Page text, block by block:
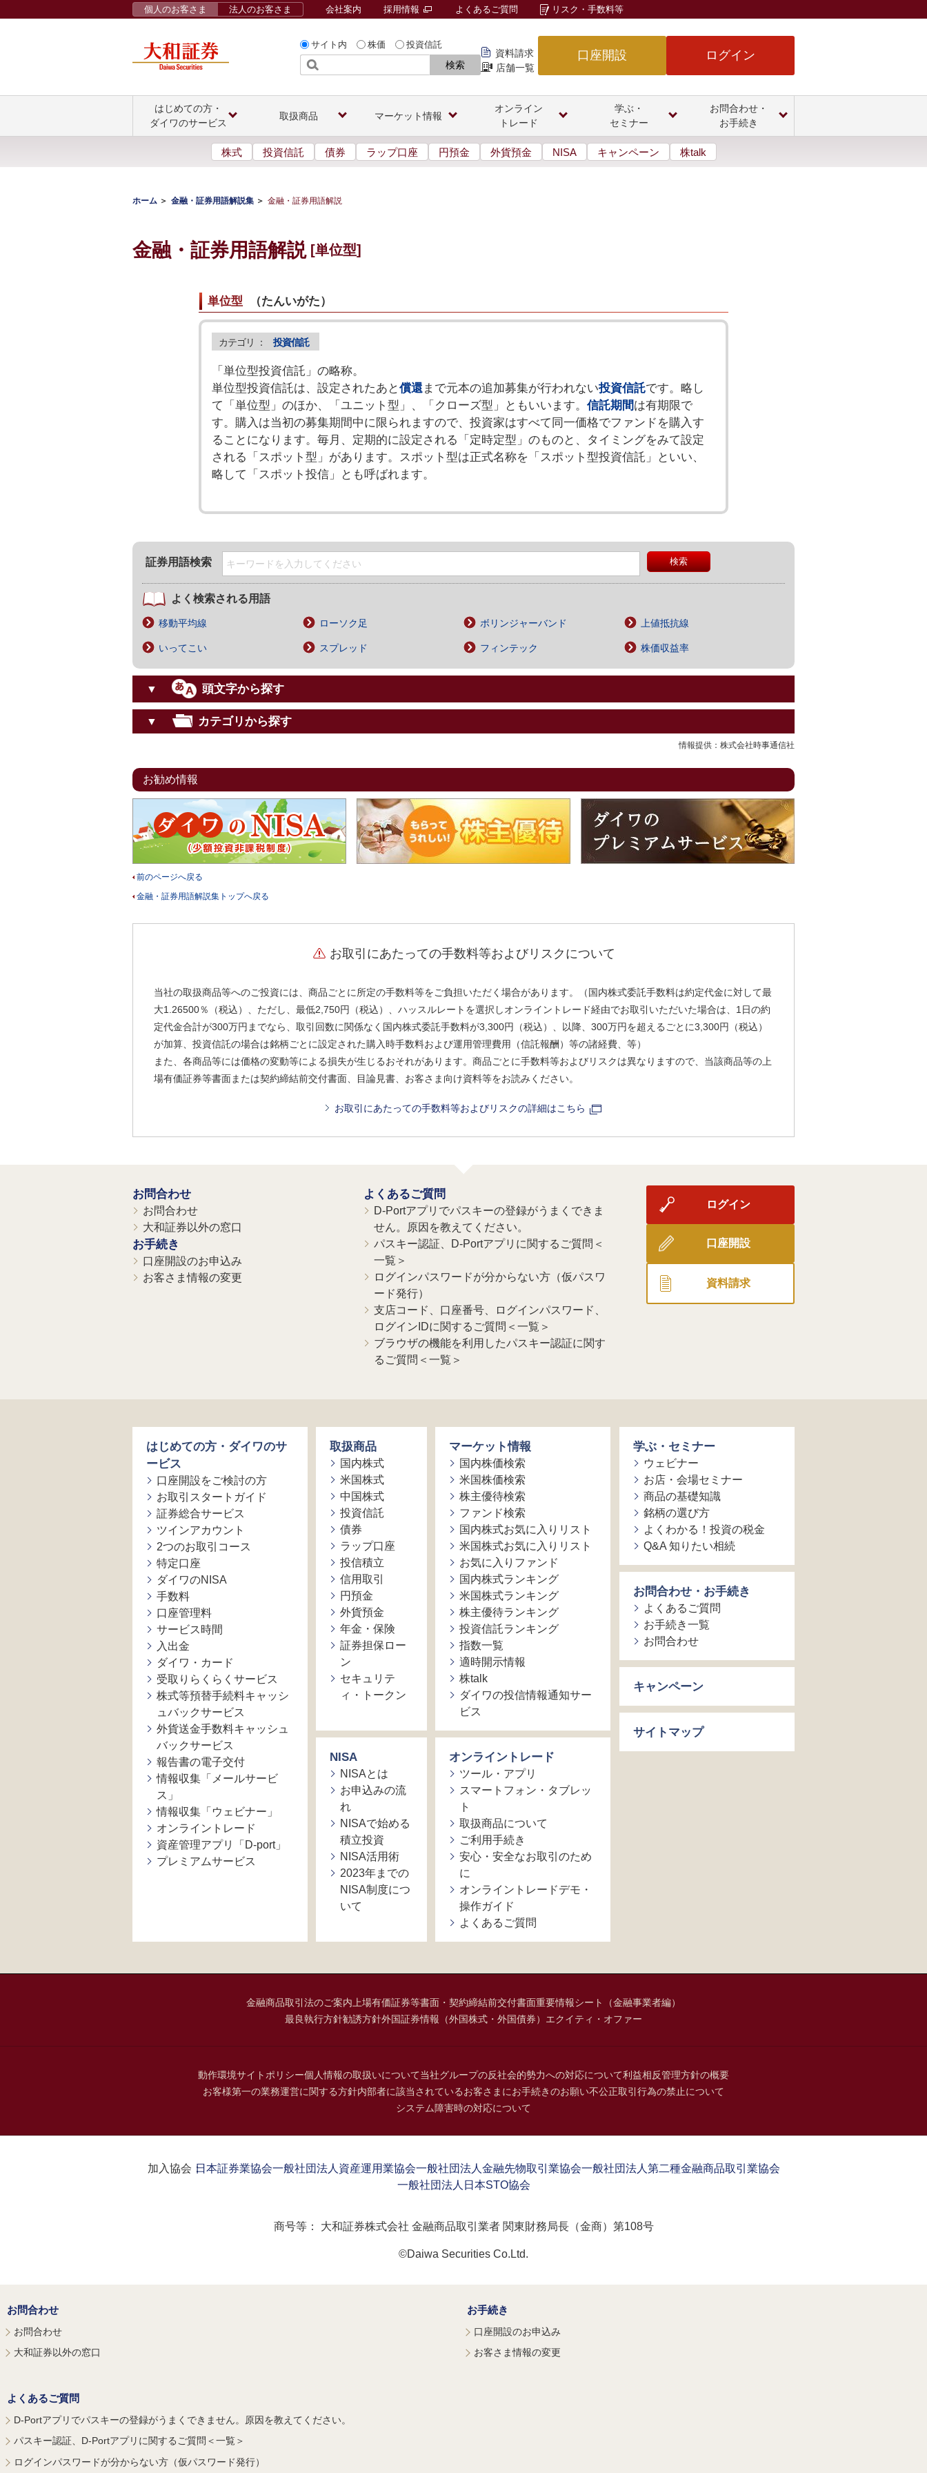
サイト内 株価 投資信託
検索
資料請求
店舗一覧
口座開設 ログイン
個人のお客さま 法人のお客さま 会社案内 採用情報 よくあるご質問 リスク・手数料等
はじめての方・
ダイワのサービス
取扱商品 マーケット情報
オンライン
トレード
学ぶ・
セミナー
お問合わせ・
お手続き
株式 投資信託 債券 ラップ口座 円預金 外貨預金 NISA キャンペーン 株talk
ホーム 金融・証券用語解説集 金融・証券用語解説
金融・証券用語解説 [単位型]
単位型 （たんいがた）
カテゴリ ： 投資信託
「単位型投資信託」の略称。
単位型投資信託は、設定されたあと償還 まで元本の追加募集が行われない投資信託です。略し
て「単位型」のほか、「ユニット型」、「クローズ型」ともいいます。 信託期間は有期限で
す。購入は当初の募集期間中に限られますので、投資家はすべて同一価格でファンドを購入す
ることになります。毎月、定期的に設定される「定時定型」のものと、タイミングをみて設定
される「スポット型」があります。スポット型は正式名称を「スポット型投資信託」といい、
略して「スポット投信」とも呼ばれます。
証券用語検索
よく検索される用語
移動平均線 ローソク足 ボリンジャーバンド 上値抵抗線
いってこい スプレッド フィンテック 株価収益率
▼ 頭文字から探す
▼ カテゴリから探す
情報提供：株式会社時事通信社
お勧め情報
前のページへ戻る
金融・証券用語解説集トップへ戻る
お取引にあたっての手数料等およびリスクについて
当社の取扱商品等へのご投資には、商品ごとに所定の手数料等をご負担いただく場合があります。（国内株式委託手数料は約定代金に対して最
大1.26500％（税込）、ただし、最低2,750円（税込）、ハッスルレートを選択しオンライントレード経由でお取引いただいた場合は、1日の約
定代金合計が300万円までなら、取引回数に関係なく国内株式委託手数料が3,300円（税込）、以降、300万円を超えるごとに3,300円（税込）
が加算、投資信託の場合は銘柄ごとに設定された購入時手数料および運用管理費用（信託報酬）等の諸経費、等）
また、各商品等には価格の変動等による損失が生じるおそれがあります。商品ごとに手数料等およびリスクは異なりますので、当該商品等の上
場有価証券等書面または契約締結前交付書面、目論見書、お客さま向け資料等をお読みください。
お取引にあたっての手数料等およびリスクの詳細はこちら
お問合わせ
お問合わせ
大和証券以外の窓口
お手続き
口座開設のお申込み
お客さま情報の変更
よくあるご質問
D-Portアプリでパスキーの登録がうまくできま
せん。原因を教えてください。
パスキー認証、D-Portアプリに関するご質問＜
一覧＞
ログインパスワードが分からない方（仮パスワ
ード発行）
支店コード、口座番号、ログインパスワード、
ログインIDに関するご質問＜一覧＞
ブラウザの機能を利用したパスキー認証に関す
るご質問＜一覧＞
ログイン
口座開設
資料請求
はじめての方・ダイワのサ
ービス
口座開設をご検討の方
お取引スタートガイド
証券総合サービス
ツインアカウント
2つのお取引コース
特定口座
ダイワのNISA
手数料
口座管理料
サービス時間
入出金
ダイワ・カード
受取りらくらくサービス
株式等預替手続料キャッシ
ュバックサービス
外貨送金手数料キャッシュ
バックサービス
報告書の電子交付
情報収集「メールサービ
ス」
情報収集「ウェビナー」
オンライントレード
資産管理アプリ「D-port」
プレミアムサービス
取扱商品
国内株式
米国株式
中国株式
投資信託
債券
ラップ口座
投信積立
信用取引
円預金
外貨預金
年金・保険
証券担保ロー
ン
セキュリテ
ィ・トークン
NISA
NISAとは
お申込みの流
れ
NISAで始める
積立投資
NISA活用術
2023年までの
NISA制度につ
いて
マーケット情報
国内株価検索
米国株価検索
株主優待検索
ファンド検索
国内株式お気に入りリスト
米国株式お気に入りリスト
お気に入りファンド
国内株式ランキング
米国株式ランキング
株主優待ランキング
投資信託ランキング
指数一覧
適時開示情報
株talk
ダイワの投信情報通知サー
ビス
オンライントレード
ツール・アプリ
スマートフォン・タブレッ
ト
取扱商品について
ご利用手続き
安心・安全なお取引のため
に
オンライントレードデモ・
操作ガイド
よくあるご質問
学ぶ・セミナー
ウェビナー
お店・会場セミナー
商品の基礎知識
銘柄の選び方
よくわかる！投資の税金
Q&A 知りたい相続
お問合わせ・お手続き
よくあるご質問
お手続き一覧
お問合わせ
キャンペーン
サイトマップ
金融商品取引法のご案内 上場有価証券等書面・契約締結前交付書面重要情報シート（金融事業者編）
最良執行方針勧誘方針外国証券情報（外国株式・外国債券） エクイティ・オファー
動作環境サイトポリシー個人情報の取扱いについて当社グループの反社会的勢力への対応について利益相反管理方針の概要
お客様第一の業務運営に関する方針内部者に該当されているお客さまにお手続きのお願い不公正取引行為の禁止について
システム障害時の対応について
加入協会：日本証券業協会一般社団法人資産運用業協会一般社団法人金融先物取引業協会一般社団法人第二種金融商品取引業協会
一般社団法人日本STO協会
商号等： 大和証券株式会社 金融商品取引業者 関東財務局長（金商）第108号
©Daiwa Securities Co.Ltd.
お問合わせ
お問合わせ
大和証券以外の窓口
お手続き
口座開設のお申込み
お客さま情報の変更
よくあるご質問
D-Portアプリでパスキーの登録がうまくできません。原因を教えてください。
パスキー認証、D-Portアプリに関するご質問＜一覧＞
ログインパスワードが分からない方（仮パスワード発行）